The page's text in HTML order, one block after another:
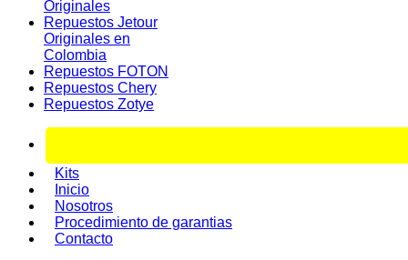
Originales
Repuestos Jetour
Originales en
Colombia
Repuestos FOTON
Repuestos Chery
Repuestos Zotye
Kits
Inicio
Nosotros
Procedimiento de garantias
Contacto